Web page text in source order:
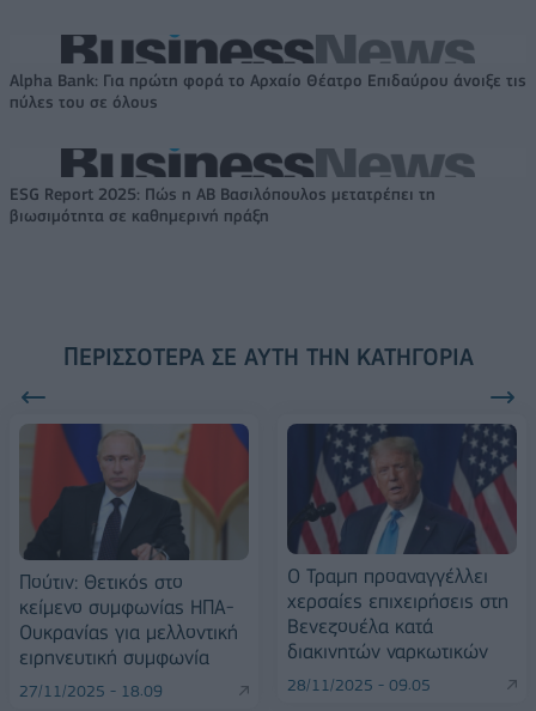
Alpha Bank: Για πρώτη φορά το Αρχαίο Θέατρο Επιδαύρου άνοιξε τις
πύλες του σε όλους
ESG Report 2025: Πώς η ΑΒ Βασιλόπουλος μετατρέπει τη
βιωσιμότητα σε καθημερινή πράξη
ΠΕΡΙΣΣΌΤΕΡΑ ΣΕ ΑΥΤΉ ΤΗΝ ΚΑΤΗΓΟΡΊΑ
Πούτιν: Θετικός στο
κείμενο συμφωνίας ΗΠΑ-
Ουκρανίας για μελλοντική
ειρηνευτική συμφωνία
27/11/2025 - 18:09
Ο Τραμπ προαναγγέλλει
χερσαίες επιχειρήσεις στη
Βενεζουέλα κατά
διακινητών ναρκωτικών
28/11/2025 - 09:05